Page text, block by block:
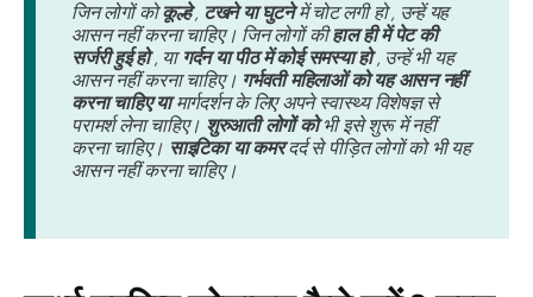
जिन लोगों कोकूल्हे, टखने या घुटनेमें चोट लगी हो , उन्हें यह
आसन नहीं करना चाहिए। जिन लोगों कीहाल ही में पेट की
सर्जरी हुई हो, या गर्दन या पीठ में कोई समस्या हो, उन्हें भी यह
आसन नहीं करना चाहिए। गर्भवती महिलाओं को यह आसन नहीं
करना चाहिए यामार्गदर्शन के लिए अपने स्वास्थ्य विशेषज्ञ से
परामर्श लेना चाहिए। शुरुआती लोगों कोभी इसे शुरू में नहीं
करना चाहिए। साइटिका या कमरदर्द से पीड़ित लोगों को भी यह
आसन नहीं करना चाहिए।